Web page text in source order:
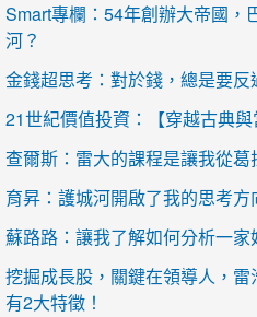
Smart專欄：54年創辦大帝國，
河？
金錢超思考：對於錢，總是要反
21世紀價值投資：【穿越古典與
查爾斯：雷大的課程是讓我從葛
育昇：護城河開啟了我的思考方
蘇路路：讓我了解如何分析一家
挖掘成長股，關鍵在領導人，
有2大特徵！